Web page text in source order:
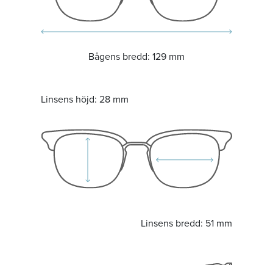
Bågens bredd: 129 mm
Linsens höjd: 28 mm
Linsens bredd: 51 mm